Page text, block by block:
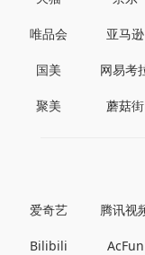
唯品会 亚马逊
国美 网易考
聚美 蘑菇街
爱奇艺 腾讯视
Bilibili AcFun